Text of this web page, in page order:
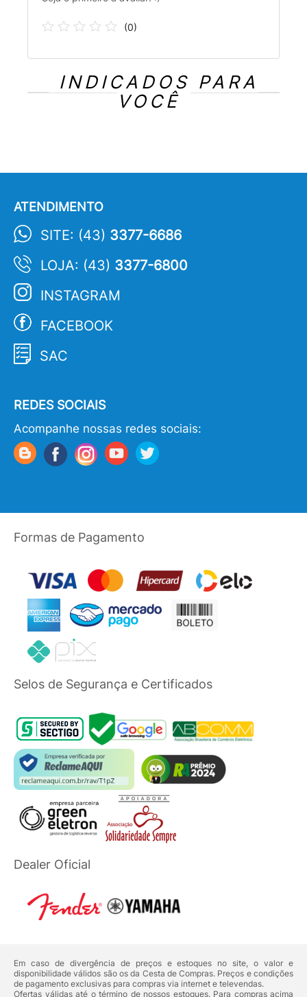
(0)
INDICADOS PARA
VOCÊ
ATENDIMENTO
SITE: (43) 3377-6686
LOJA: (43) 3377-6800
INSTAGRAM
FACEBOOK
SAC
REDES SOCIAIS
Acompanhe nossas redes sociais:
Formas de Pagamento
Selos de Segurança e Certificados
Dealer Oficial
Em caso de divergência de preços e estoques no site, o valor e
disponibilidade válidos são os da Cesta de Compras. Preços e condições
de pagamento exclusivas para compras via internet e televendas.
Ofertas válidas até o término de nossos estoques. Para compras acima